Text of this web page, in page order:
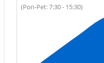
(Pon-Pet: 7:30 - 15:30)